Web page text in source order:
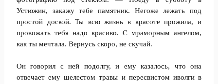
Устюжин, закажу тебе памятник. Негоже лежать под
простой доской. Ты всю жизнь в красоте прожила, и
провожать тебя надо красиво. С мраморным ангелом,
как ты мечтала. Вернусь скоро, не скучай.
Он говорил с ней подолгу, и ему казалось, что она
отвечает ему шелестом травы и пересвистом иволги в